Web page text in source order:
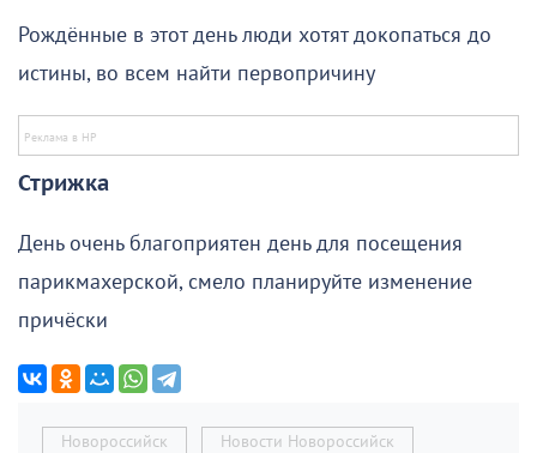
Рождённые в этот день люди хотят докопаться до
истины, во всем найти первопричину
Стрижка
День очень благоприятен день для посещения
парикмахерской, смело планируйте изменение
причёски
Новороссийск Новости Новороссийск